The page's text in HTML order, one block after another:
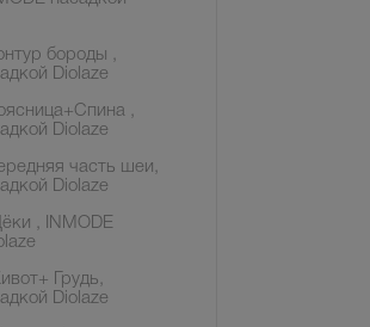
бороды ,
Diolaze
,
Diolaze
часть шеи,
Diolaze
, INMODE
Грудь,
Diolaze